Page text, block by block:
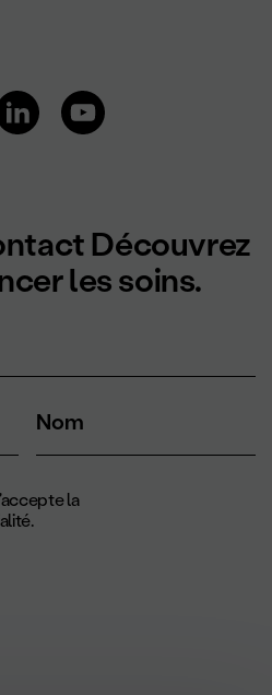
sociaux.
Découvrez
les soins.
Nom
la
.